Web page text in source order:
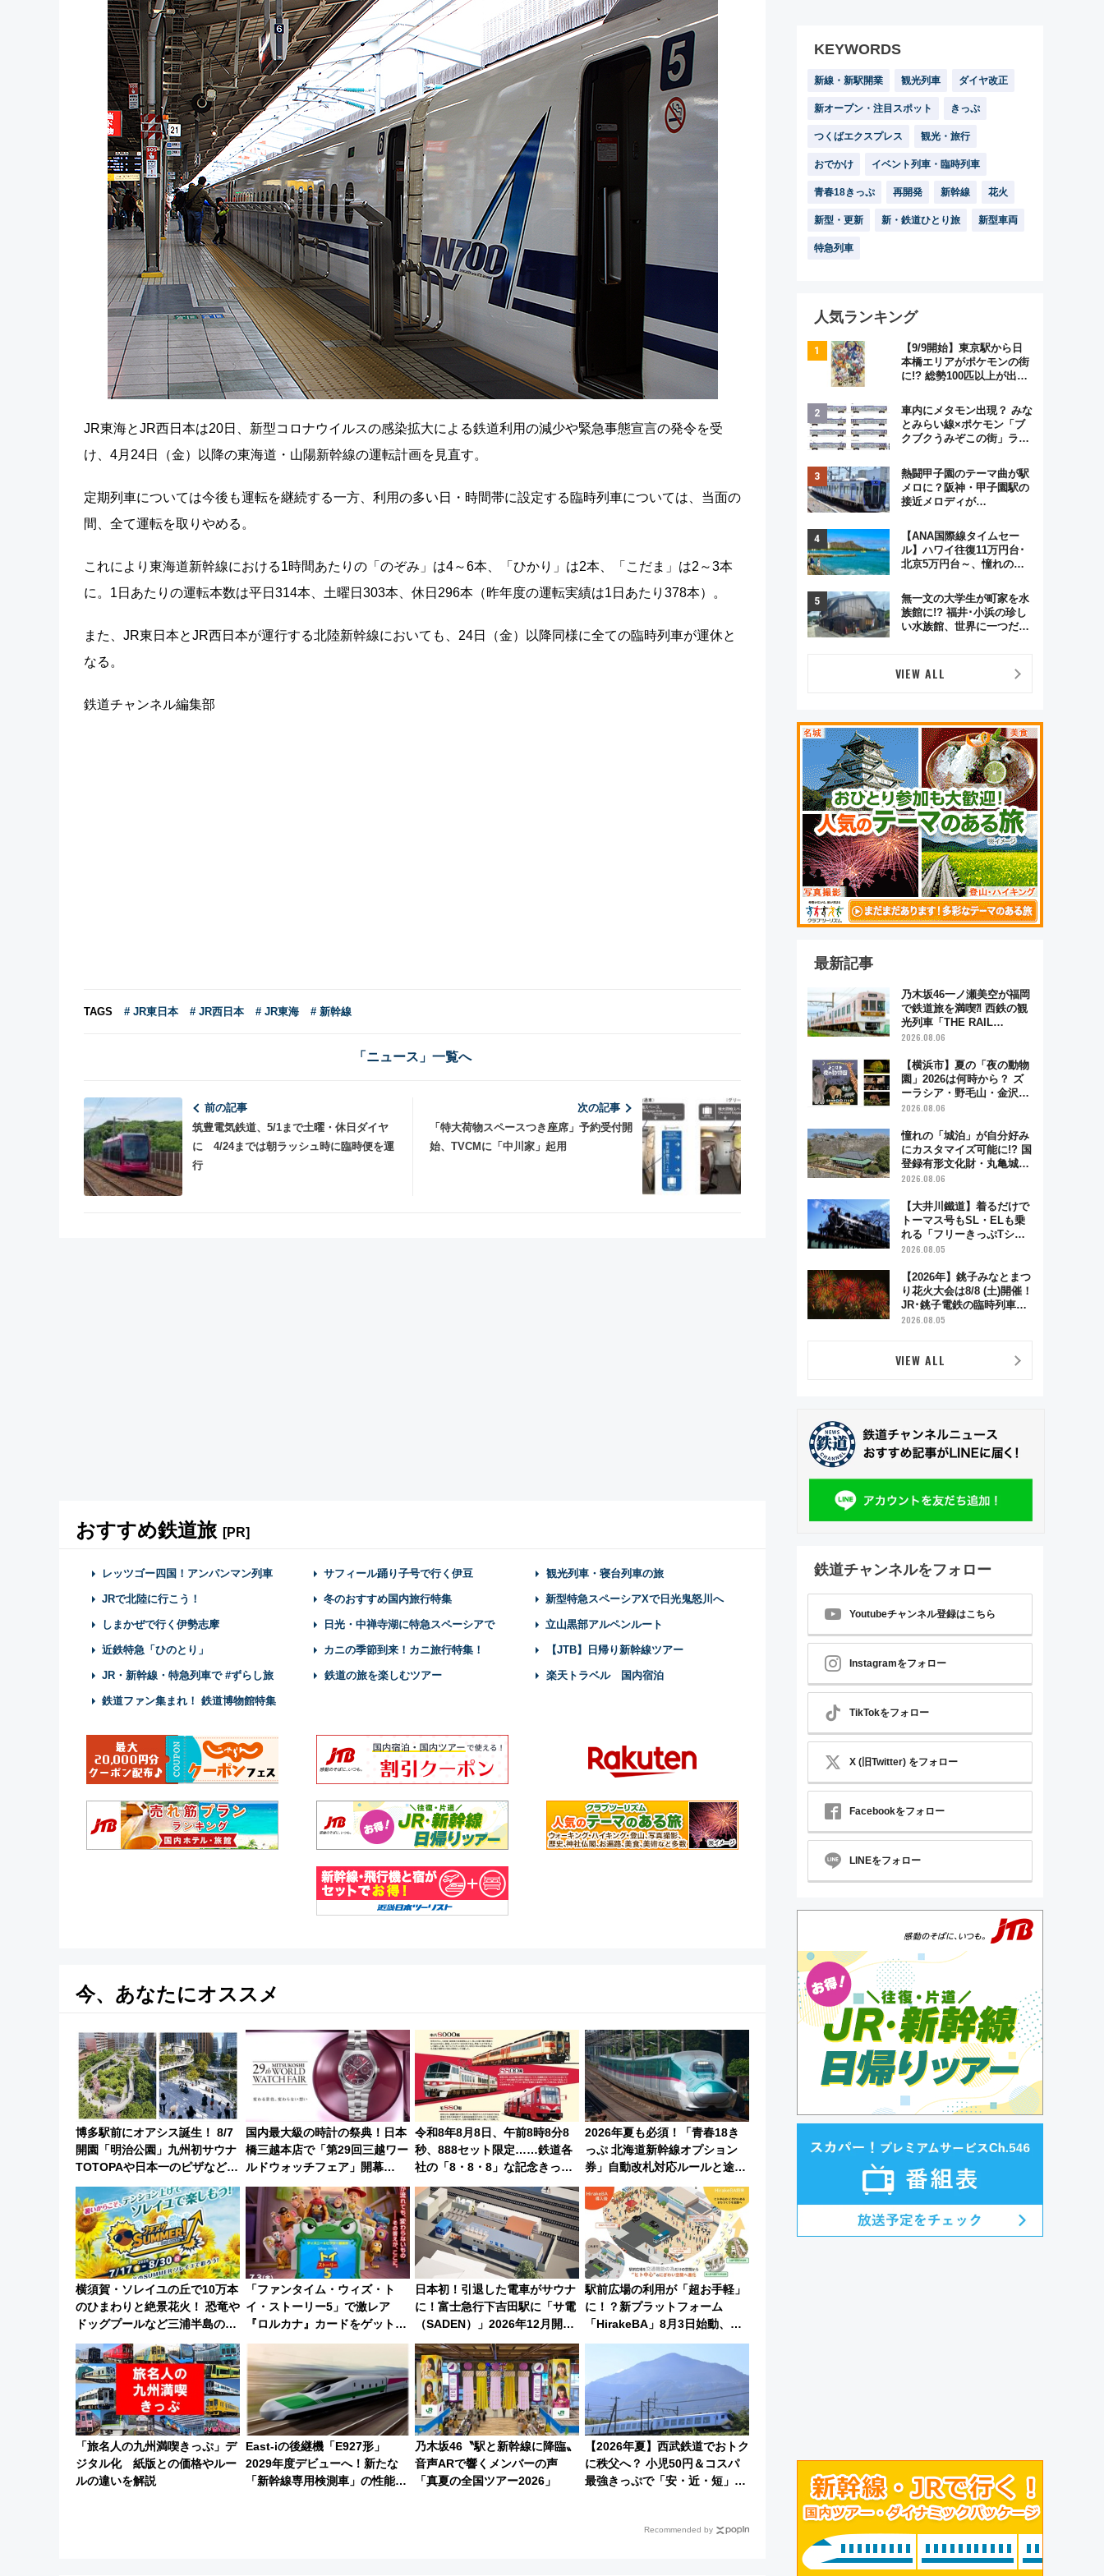
JR東海とJR西日本は20日、新型コロナウイルスの感染拡大による鉄道利用の減少や緊急事態宣言の発令を受
け、4月24日（金）以降の東海道・山陽新幹線の運転計画を見直す。
定期列車については今後も運転を継続する一方、利用の多い日・時間帯に設定する臨時列車については、当面の
間、全て運転を取りやめる。
これにより東海道新幹線における1時間あたりの「のぞみ」は4～6本、「ひかり」は2本、「こだま」は2～3本
に。1日あたりの運転本数は平日314本、土曜日303本、休日296本（昨年度の運転実績は1日あたり378本）。
また、JR東日本とJR西日本が運行する北陸新幹線においても、24日（金）以降同様に全ての臨時列車が運休と
なる。
鉄道チャンネル編集部
TAGS # JR東日本 # JR西日本 # JR東海 # 新幹線
「ニュース」一覧へ
前の記事
筑豊電気鉄道、5/1まで土曜・休日ダイヤ
に 4/24までは朝ラッシュ時に臨時便を運
行
次の記事
「特大荷物スペースつき座席」予約受付開
始、TVCMに「中川家」起用
おすすめ鉄道旅 [PR]
レッツゴー四国！アンパンマン列車 サフィール踊り子号で行く伊豆 観光列車・寝台列車の旅
JRで北陸に行こう！ 冬のおすすめ国内旅行特集 新型特急スペーシアXで日光鬼怒川へ
しまかぜで行く伊勢志摩 日光・中禅寺湖に特急スペーシアで 立山黒部アルペンルート
近鉄特急「ひのとり」 カニの季節到来！カニ旅行特集！ 【JTB】日帰り新幹線ツアー
JR・新幹線・特急列車で #ずらし旅 鉄道の旅を楽しむツアー 楽天トラベル 国内宿泊
鉄道ファン集まれ！ 鉄道博物館特集
今、あなたにオススメ
博多駅前にオアシス誕生！ 8/7
開園「明治公園」九州初サウナ
TOTOPAや日本一のピザなど絶
品グルメ登場で駅前の過ごし方
はどう変わる？
国内最大級の時計の祭典！日本
橋三越本店で「第29回三越ワー
ルドウォッチフェア」開幕
【2026年8月5日～25日】
令和8年8月8日、午前8時8分8
秒、888セット限定……鉄道各
社の「8・8・8」な記念きっぷ
たち
2026年夏も必須！「青春18き
っぷ 北海道新幹線オプション
券」自動改札対応ルールと途中
下車の罠
横須賀・ソレイユの丘で10万本
のひまわりと絶景花火！ 恐竜や
ドッグプールなど三浦半島の日
帰りお出かけ最新情報（2026年
7月17日～開催）
「ファンタイム・ウィズ・ト
イ・ストーリー5」で激レア
『ロルカナ』カードをゲット！
最新デコレーションも徹底解説
日本初！引退した電車がサウナ
に！富士急行下吉田駅に「サ電
（SADEN）」2026年12月開
業 行き交う電車の音や振動を
感じながら「ととのう」新感覚
駅前広場の利用が「超お手軽」
に！？新プラットフォーム
「HirakeBA」8月3日始動、ス
マホで簡単申請 物販や演奏会な
どに【JR東日本】
「旅名人の九州満喫きっぷ」デ
ジタル化 紙版との価格やルー
ルの違いを解説
East-iの後継機「E927形」
2029年度デビューへ！新たな
「新幹線専用検測車」の性能を
乃木坂46〝駅と新幹線に降臨〟
音声ARで響くメンバーの声
「真夏の全国ツアー2026」
【2026年夏】西武鉄道でおトク
に秩父へ？ 小児50円＆コスパ
最強きっぷで「安・近・短」な
Recommended by
KEYWORDS
新線・新駅開業 観光列車 ダイヤ改正
新オープン・注目スポット きっぷ
つくばエクスプレス 観光・旅行
おでかけ イベント列車・臨時列車
青春18きっぷ 再開発 新幹線 花火
新型・更新 新・鉄道ひとり旅 新型車両
特急列車
人気ランキング
【9/9開始】東京駅から日
本橋エリアがポケモンの街
に!? 総勢100匹以上が出現
格謎解き・グッズ情報まと
め
車内にメタモン出現？ みな
とみらい線×ポケモン「ブ
クブクうみぞこの街」ラッ
この夏は直通列車で横浜
へ！
熱闘甲子園のテーマ曲が駅
メロに？阪神・甲子園駅の
接近メロディが
実アレンジの特別仕様へ、
8月5日始発から
【ANA国際線タイムセー
ル】ハワイ往復11万円台･
北京5万円台～、憧れのビ
GW旅行まで狙える激アツ
路線まとめ（8/10まで）
無一文の大学生が町家を水
族館に!? 福井･小浜の珍し
い水族館、世界に一つだけ
第2弾
VIEW ALL
最新記事
乃木坂46一ノ瀬美空が福岡
で鉄道旅を満喫⁈ 西鉄の観
光列車「THE RAIL
KITCHEN CHIKUGO」で巡
YouTubeが公開に
2026.08.06
【横浜市】夏の「夜の動物
園」2026は何時から？ ズ
ーラシア・野毛山・金沢の
電車アクセスや見どころ、
2026.08.06
憧れの「城泊」が自分好み
にカスタマイズ可能に!? 国
登録有形文化財・丸亀城
「延寿閣別館」にオーダー
生！
2026.08.06
【大井川鐵道】着るだけで
トーマス号もSL・ELも乗
れる「フリーきっぷTシャ
ツ」8月6日より受注販売
2026.08.05
【2026年】銚子みなとまつ
り花火大会は8/8 (土)開催！
JR･銚子電鉄の臨時列車や
アクセス情報、利根川に咲
2026.08.05
VIEW ALL
鉄道チャンネルをフォロー
Youtubeチャンネル登録はこちら
Instagramをフォロー
TikTokをフォロー
X (旧Twitter) をフォロー
Facebookをフォロー
LINEをフォロー